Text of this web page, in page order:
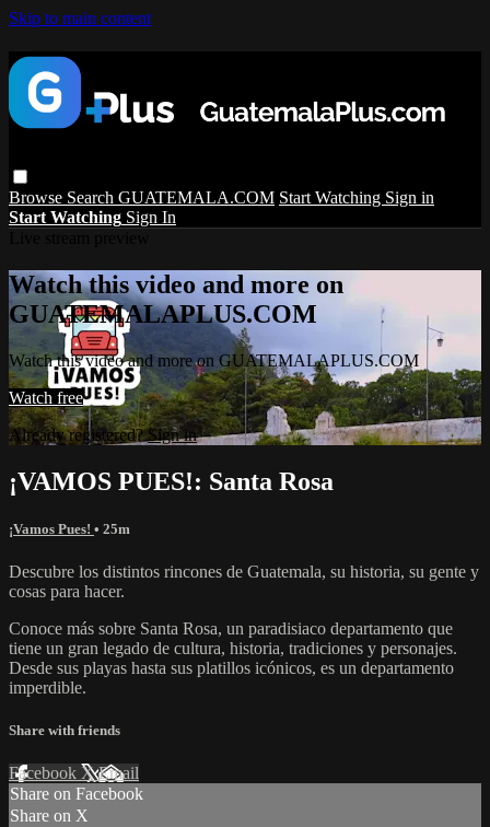
Skip to main content
Browse Search GUATEMALA.COM Start Watching Sign in
Start Watching Sign In
Watch this video and more on
GUATEMALAPLUS.COM
Watch this video and more on GUATEMALAPLUS.COM
Watch free
Already registered?Sign in
¡VAMOS PUES!: Santa Rosa
¡Vamos Pues! • 25m
Descubre los distintos rincones de Guatemala, su historia, su gente y
cosas para hacer.
Conoce más sobre Santa Rosa, un paradisiaco departamento que
tiene un gran legado de cultura, historia, tradiciones y personajes.
Desde sus playas hasta sus platillos icónicos, es un departamento
imperdible.
Share with friends
Facebook XEmail
Share on Facebook
Share on X